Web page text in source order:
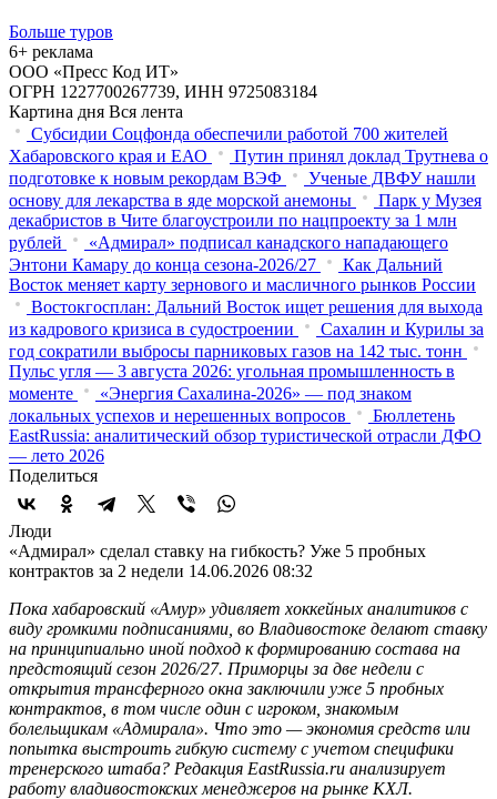
Больше туров
6+ реклама
ООО «Пресс Код ИТ»
ОГРН 1227700267739, ИНН 9725083184
Картина дня Вся лента
Субсидии Соцфонда обеспечили работой 700 жителей
Хабаровского края и ЕАО
Путин принял доклад Трутнева о
подготовке к новым рекордам ВЭФ
Ученые ДВФУ нашли
основу для лекарства в яде морской анемоны
Парк у Музея
декабристов в Чите благоустроили по нацпроекту за 1 млн
рублей
«Адмирал» подписал канадского нападающего
Энтони Камару до конца сезона-2026/27
Как Дальний
Восток меняет карту зернового и масличного рынков России
Востокгосплан: Дальний Восток ищет решения для выхода
из кадрового кризиса в судостроении
Сахалин и Курилы за
год сократили выбросы парниковых газов на 142 тыс. тонн
Пульс угля — 3 августа 2026: угольная промышленность в
моменте
«Энергия Сахалина-2026» — под знаком
локальных успехов и нерешенных вопросов
Бюллетень
EastRussia: аналитический обзор туристической отрасли ДФО
— лето 2026
Поделиться
Люди
«Адмирал» сделал ставку на гибкость? Уже 5 пробных
контрактов за 2 недели 14.06.2026 08:32
Пока хабаровский «Амур» удивляет хоккейных аналитиков с
виду громкими подписаниями, во Владивостоке делают ставку
на принципиально иной подход к формированию состава на
предстоящий сезон 2026/27. Приморцы за две недели с
открытия трансферного окна заключили уже 5 пробных
контрактов, в том числе один с игроком, знакомым
болельщикам «Адмирала». Что это — экономия средств или
попытка выстроить гибкую систему с учетом специфики
тренерского штаба? Редакция EastRussia.ru анализирует
работу владивостокских менеджеров на рынке КХЛ.